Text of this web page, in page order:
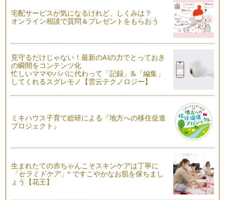
ゴムは、髪留めの中でも、比較的手に入りやすいですね。既に
輪になっていて、すぐ髪を結べる役割…
髪飾りを作りましょう no.1
男の子ママにも、人気ものの…
おひな様、毛糸のオーナメントで飾りましょう
たり、女の子のお友達とgirls …
指編みで簡単に作品作りしましょう
その名前の通り、かぎ針や、棒針を使う事なく、毛糸と指があ
前回はいろいろな毛糸があることや、実際に遊びに取り入れて
みることを提案しましたが、まだ小さ…
宅配サービスが気になるけれど、しくみは？
オンライン相談で質問＆プレゼントをもらおう
見守るだけじゃない！最新のAIの力でとっておき
の瞬間をコンテンツ化
忙しいママやパパに代わって「記録」&「編集」
してくれるスグレモノ【雲云テクノロジー】
ミキハウス子育て総研による『地方への移住促進
プロジェクト』
生まれたての赤ちゃんこそスキンケアは丁寧に
「セラミドケア」※ ですこやかなお肌を保ちまし
ょう【花王】